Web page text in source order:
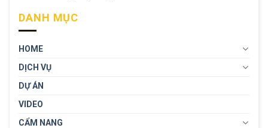
DANH MỤC
HOME
DỊCH VỤ
DỰ ÁN
VIDEO
CẨM NANG